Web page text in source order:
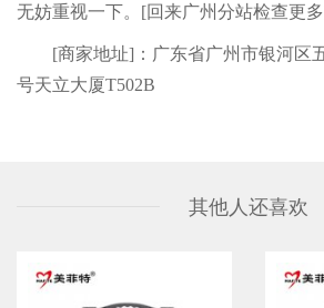
无妨重视一下。[回来广州分站检查更
[商家地址]：广东省广州市银河区
号天立大厦T502B
其他人还喜欢